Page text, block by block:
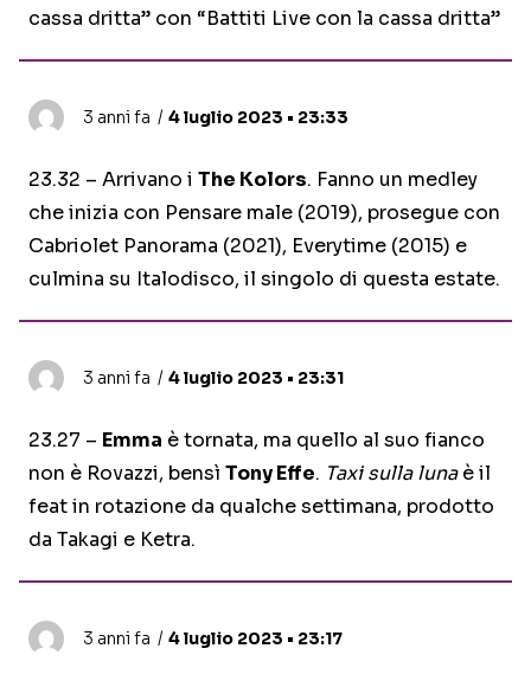
cassa dritta” con “Battiti Live con la cassa dritta”
3 anni fa 4 luglio 2023 • 23:33
23.32 – Arrivano i The Kolors. Fanno un medley
che inizia con Pensare male (2019), prosegue con
Cabriolet Panorama (2021), Everytime (2015) e
culmina su Italodisco, il singolo di questa estate.
3 anni fa 4 luglio 2023 • 23:31
23.27 – Emma è tornata, ma quello al suo fianco
non è Rovazzi, bensì Tony Effe. Taxi sulla lunaè il
feat in rotazione da qualche settimana, prodotto
da Takagi e Ketra.
3 anni fa 4 luglio 2023 • 23:17